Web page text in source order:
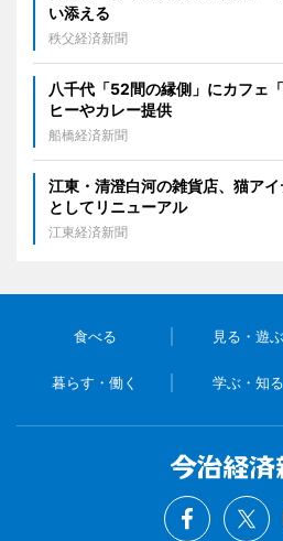
い添える
秩父経済新聞
八千代「52間の縁側」にカフェ
ヒーやカレー提供
船橋経済新聞
江東・清澄白河の雑貨店、猫アイ
としてリニューアル
江東経済新聞
食べる 見る・遊ぶ
暮らす・働く 学ぶ・知る